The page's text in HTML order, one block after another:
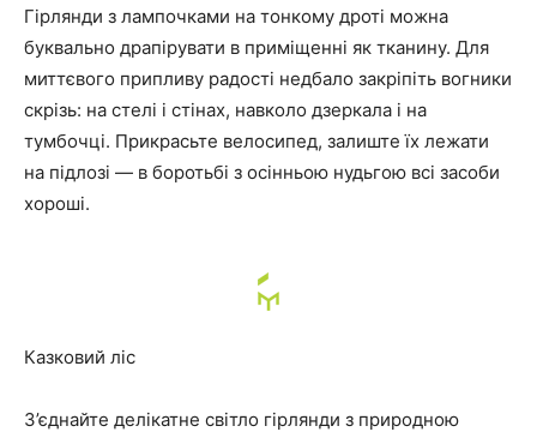
Гірлянди з лампочками на тонкому дроті можна
буквально драпірувати в приміщенні як тканину. Для
миттєвого припливу радості недбало закріпіть вогники
скрізь: на стелі і стінах, навколо дзеркала і на
тумбочці. Прикрасьте велосипед, залиште їх лежати
на підлозі — в боротьбі з осінньою нудьгою всі засоби
хороші.
Казковий ліс
З’єднайте делікатне світло гірлянди з природною